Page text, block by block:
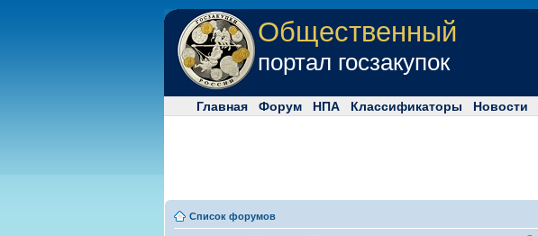
Общественный
портал госзакупок
Главная Форум НПА Классификаторы Новости
Список форумов